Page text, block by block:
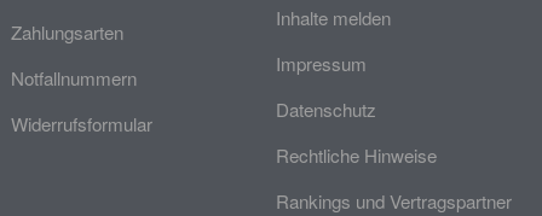
Zahlungsarten
Notfallnummern
Widerrufsformular
Inhalte melden
Impressum
Datenschutz
Rechtliche Hinweise
Rankings und Vertragspartner